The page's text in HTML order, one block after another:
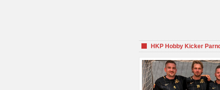
HKP Hobby Kicker